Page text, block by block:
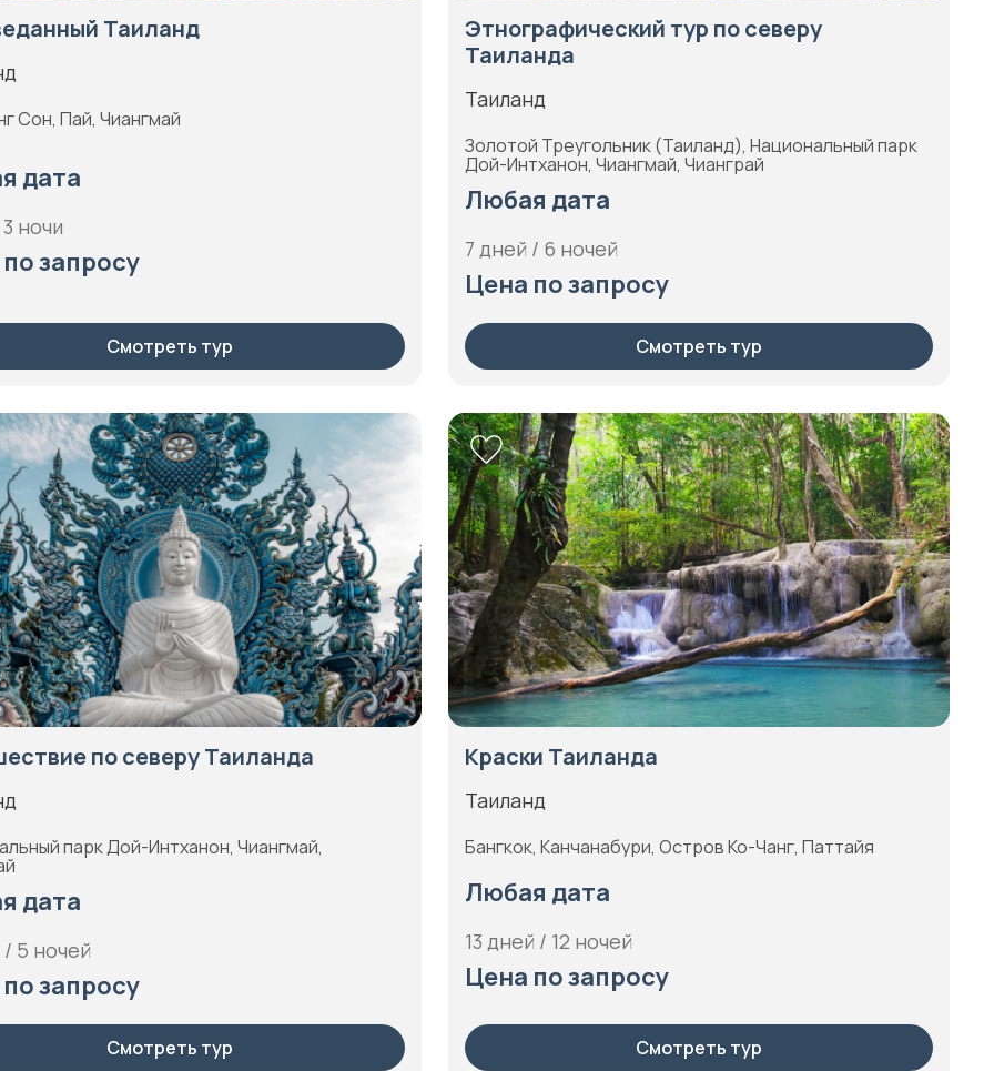
Таиланд
Сон, Пай, Чиангмай
дата
ночи
запросу
Смотреть тур
Этнографический тур по северу
Таиланда
Таиланд
Золотой Треугольник (Таиланд), Национальный парк
Дой-Интханон, Чиангмай, Чианграй
Любая дата
7 дней / 6 ночей
Цена по запросу
Смотреть тур
по северу Таиланда
парк Дой-Интханон, Чиангмай,
дата
5 ночей
запросу
Смотреть тур
Краски Таиланда
Таиланд
Бангкок, Канчанабури, Остров Ко-Чанг, Паттайя
Любая дата
13 дней / 12 ночей
Цена по запросу
Смотреть тур